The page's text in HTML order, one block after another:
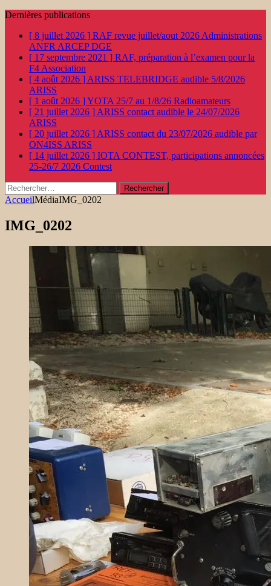
Dernières publications
[ 8 juillet 2026 ] RAF revue juillet/aout 2026 Administrations
ANFR ARCEP DGE
[ 17 septembre 2021 ] RAF, préparation à l’examen pour la
F4 Association
[ 4 août 2026 ] ARISS TELEBRIDGE audible 5/8/2026
ARISS
[ 1 août 2026 ]YOTA 25/7 au 1/8/26 Radioamateurs
[ 21 juillet 2026 ] ARISS contact audible le 24/07/2026
ARISS
[ 20 juillet 2026 ] ARISS contact du 23/07/2026 audible par
ON4ISS ARISS
[ 14 juillet 2026 ] IOTA CONTEST, participations annoncées
25-26/7 2026 Contest
Rechercher :
AccueilMédiaIMG_0202
IMG_0202